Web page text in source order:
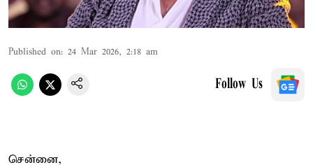
Published on: 24 Mar 2026, 2:18 am
Follow Us
சென்னை,